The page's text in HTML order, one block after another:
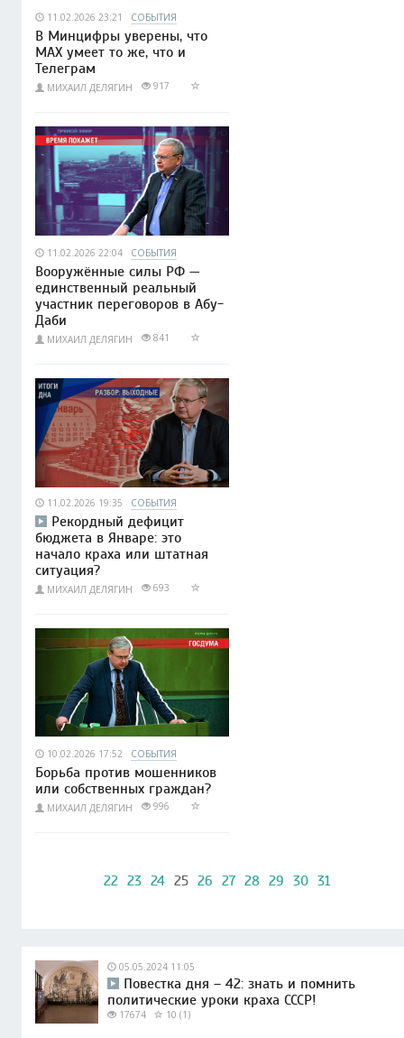
11.02.2026 23:21 СОБЫТИЯ
В Минцифры уверены, что
МАХ умеет то же, что и
Телеграм
МИХАИЛ ДЕЛЯГИН 917
11.02.2026 22:04 СОБЫТИЯ
Вооружённые силы РФ —
единственный реальный
участник переговоров в Абу-
Даби
МИХАИЛ ДЕЛЯГИН 841
11.02.2026 19:35 СОБЫТИЯ
Рекордный дефицит
бюджета в Январе: это
начало краха или штатная
ситуация?
МИХАИЛ ДЕЛЯГИН 693
10.02.2026 17:52 СОБЫТИЯ
Борьба против мошенников
или собственных граждан?
МИХАИЛ ДЕЛЯГИН 996
22 23 24 25 26 27 28 29 30 31
05.05.2024 11:05
Повестка дня – 42: знать и помнить
политические уроки краха СССР!
17674 10 (1)